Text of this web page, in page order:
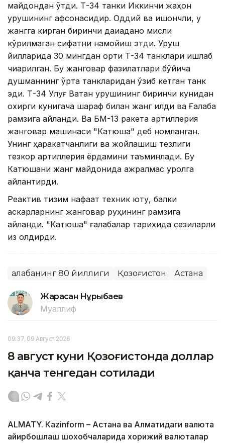
майдондан ўтди. Т-34 танки Иккинчи жаҳон
урушининг афсонасидир. Оддий ва ишончли, у
жангга кирган биринчи дақиқаданоқ мисли
кўрилмаган сифатни намойиш этди. Уруш
йилларида 30 мингдан ортиқ Т-34 танклари ишлаб
чиқарилган. Бу жанговар фазилатлари бўйича
душманнинг ўрта танкларидан ўзиб кетган танк
эди. Т-34 Улуғ Ватан урушининг биринчи кунидан
охирги кунигача шараф билан жанг қилди ва Ғалаба
рамзига айланди. Ва БМ-13 ракета артиллерия
жанговар машинаси "Катюша" деб номланган.
Унинг ҳаракатчанлиги ва жойлашиш тезлиги
тезкор артиллерия ёрдамини таъминлади. Бу
Катюшани жанг майдонида ажралмас қуролга
айлантирди.
Реактив тизим нафақат техник ютуқ, балки
аскарларнинг жанговар руҳининг рамзига
айланди. "Катюша" ғалабалар тарихида сезиларли
из қолдирди.
Ғалабанинг 80 йиллиги Қозоғистон Астана
Жарасқан Нұрыбаев
Муаллиф
09:37, 09 Август 2026
8 август куни Қозоғистонда доллар
қанча тенгедан сотилади
ALMATY. Кazinform – Астана ва Алматидаги валюта
айирбошлаш шохобчаларида хорижий валюталар